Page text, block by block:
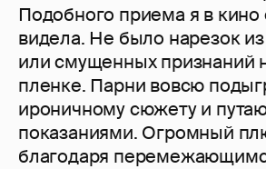
Подобного приема я в
видела. Не было нарезок из
или смущенных признаний
пленке. Парни вовсю
ироничному сюжету и
показаниями. Огромный
благодаря